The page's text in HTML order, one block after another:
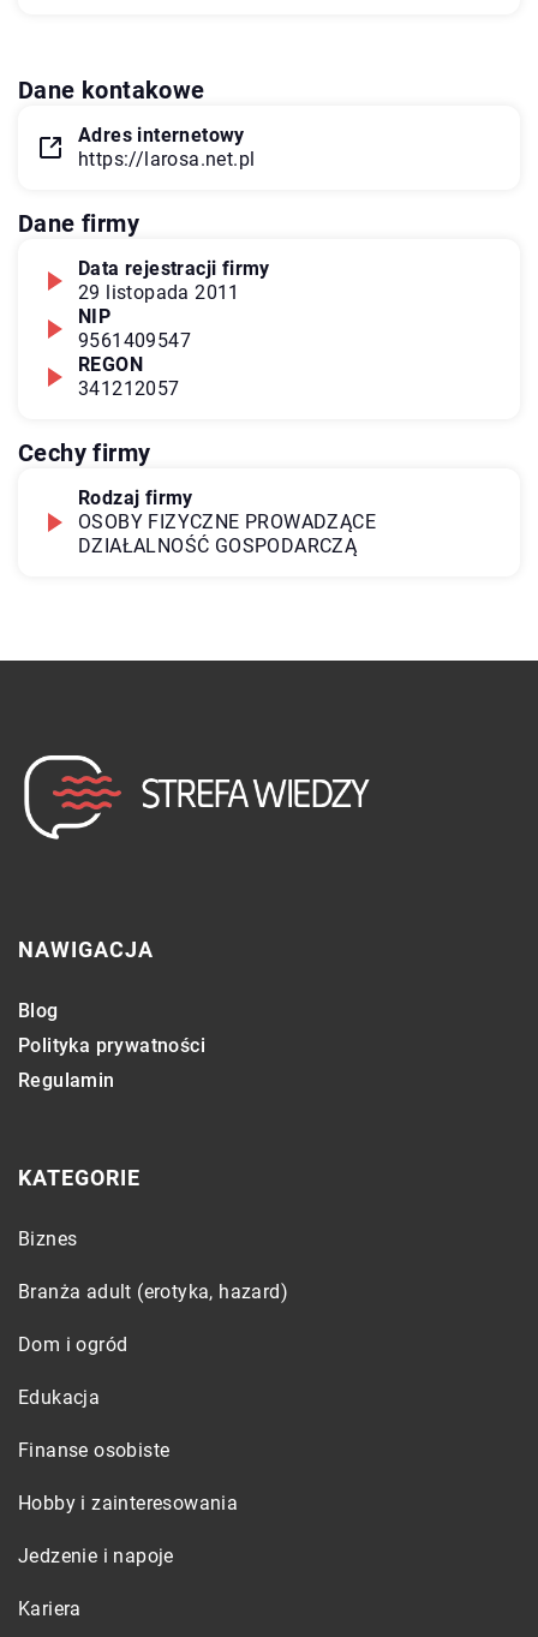
Dane kontakowe
Adres internetowy
https://larosa.net.pl
Dane firmy
Data rejestracji firmy
29 listopada 2011
NIP
9561409547
REGON
341212057
Cechy firmy
Rodzaj firmy
OSOBY FIZYCZNE PROWADZĄCE
DZIAŁALNOŚĆ GOSPODARCZĄ
NAWIGACJA
Blog
Polityka prywatności
Regulamin
KATEGORIE
Biznes
Branża adult (erotyka, hazard)
Dom i ogród
Edukacja
Finanse osobiste
Hobby i zainteresowania
Jedzenie i napoje
Kariera